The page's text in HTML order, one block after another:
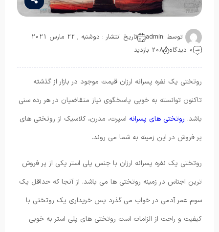
توسط :admin
تاریخ انتشار : دوشنبه , 22 مارس 2021
0 دیدگاه
208 بازدید
روتختی یک نفره پسرانه ارزان قیمت موجود در بازار از گذشته
تاکنون توانسته به خوبی پاسخگوی نیاز متقاضیان در هر رده سنی
باشد. روتختی های پسرانه اسپرت، مدرن، کلاسیک از روتختی های
پر فروش در این زمینه به شما می روند.
روتختی یک نفره پسرانه ارزان با جنس پلی استر یکی از پر فروش
ترین اجناس در زمینه روتختی ها می باشد. از آنجا که حداقل یک
سوم عمر آدمی در خواب می گذرد پس خریداری یک روتختی با
کیفیت و راحت از الزامات است روتختی های پلی استر به خوبی